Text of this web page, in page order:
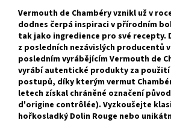
Vermouth de Chambéry vznikl už v
dodnes čerpá inspiraci v přírodním
tak jako ingredience pro své recepty.
z posledních nezávislých producentů
posledním vyrábějícím Vermouth de
vyrábí autentické produkty za
postupů, díky kterým vermut
letech získal chráněné označení
d'origine contrôlée). Vyzkoušejte
hořkosladký Dolin Rouge nebo